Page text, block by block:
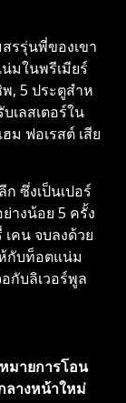
รรุ่นพี่ของเขา
มในพรีเมียร์
, 5 ประตูสําห
เลสเตอร์ใน
ม ฟอเรสต์ เสีย
ซึ่งเป็นเปอร์
างน้อย 5 ครั้ง
คน จบลงด้วย
กับท็อตแน่ม
กับลิเวอร์พูล
มายการโอน
ลางหน้าใหม่